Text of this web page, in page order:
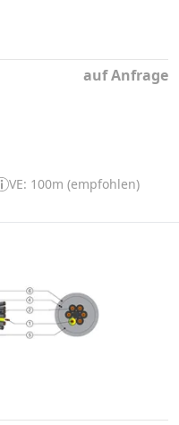
auf Anfrage
VE: 100m (empfohlen)